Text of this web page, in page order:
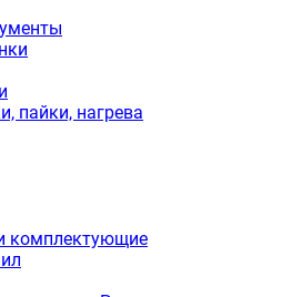
пайки, нагрева
комплектующие